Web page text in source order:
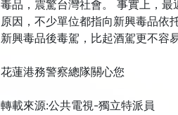
毒品，震驚台灣社會。 事實上，
原因，不少單位都指向新興毒品依
新興毒品後毒駕，比起酒駕更不容
花蓮港務警察總隊關心您
轉載來源:公共電視-獨立特派員